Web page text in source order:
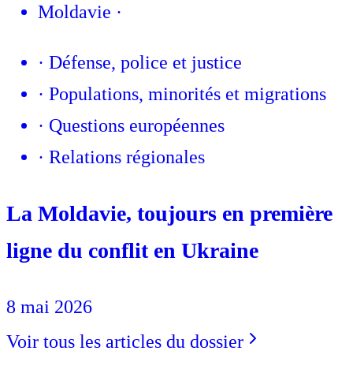
Moldavie ·
· Défense, police et justice
· Populations, minorités et migrations
· Questions européennes
· Relations régionales
La Moldavie, toujours en première
ligne du conflit en Ukraine
8 mai 2026
Voir tous les articles du dossier